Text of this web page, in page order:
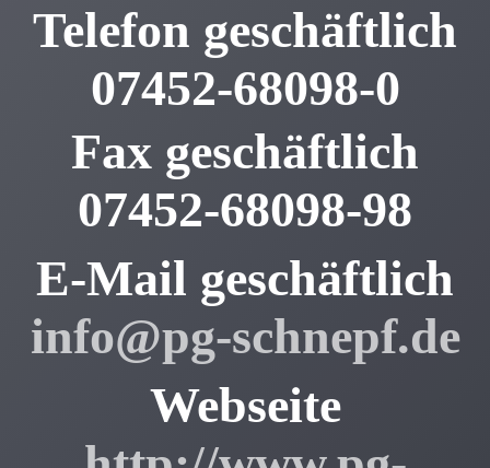
Telefon geschäftlich
07452-68098-0
Fax geschäftlich
07452-68098-98
E-Mail geschäftlich
info@pg-schnepf.de
Webseite